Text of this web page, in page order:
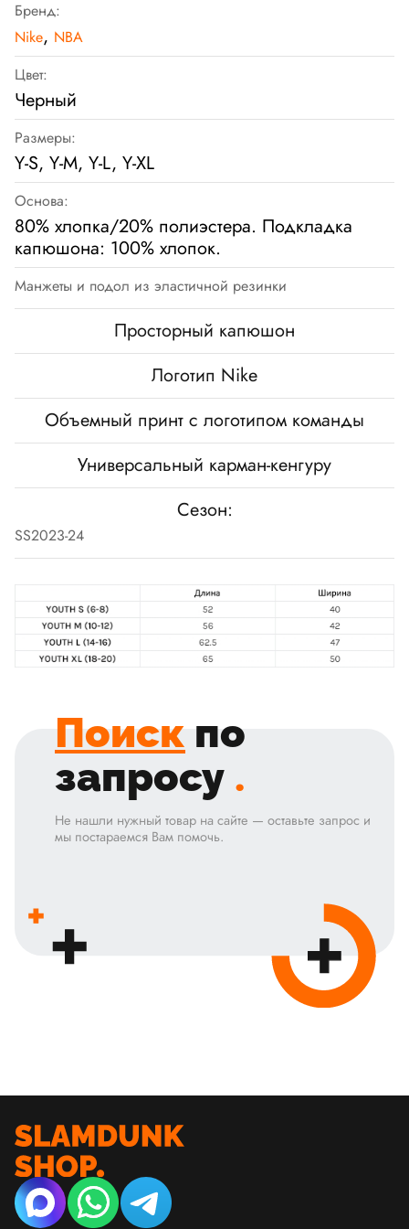
Бренд:
Nike, NBA
Цвет:
Черный
Размеры:
Y-S, Y-M, Y-L, Y-XL
Основа:
80% хлопка/20% полиэстера. Подкладка
капюшона: 100% хлопок.
Манжеты и подол из эластичной резинки
Просторный капюшон
Логотип Nike
Объемный принт с логотипом команды
Универсальный карман-кенгуру
Сезон:
SS2023-24
Поиск по
запросу .
Не нашли нужный товар на сайте — оставьте запрос и
мы постараемся Вам помочь.